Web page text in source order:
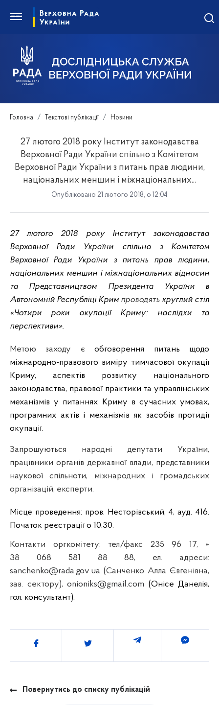
Головна Текстові публікації Новини
27 лютого 2018 року Інститут законодавства
Верховної Ради України спільно з Комітетом
Верховної Ради України з питань прав людини,
національних меншин і міжнаціональних...
Опубліковано 21 лютого 2018, о 12:04
27 лютого 2018 року Інститут законодавства
Верховної Ради України спільно з Комітетом
Верховної Ради України з питань прав людини,
національних меншин і міжнаціональних відносин
та Представництвом Президента України в
Автономній Республіці Крим проводять круглий стіл
«Чотири роки окупації Криму: наслідки та
перспективи».
Метою заходу єобговорення питань щодо
міжнародно-правового виміру тимчасової окупації
Криму, аспектів розвитку національного
законодавства, правової практики та управлінських
механізмів у питаннях Криму в сучасних умовах,
програмних актів і механізмів як засобів протидії
окупації.
Запрошуються народні депутати України,
працівники органів державної влади, представники
наукової спільноти, міжнародних і громадських
організацій, експерти.
Місце проведення: пров. Несторівський, 4,ауд. 416.
Початок реєстрації о 10.30.
Контакти оргкомітету: тел/факс 235 96 17, +
38 068 581 8888, ел. адреси:
sanchenko@rada.gov.ua (Санченко Алла Євгенівна,
зав. сектору), onioniks@gmail.com (Онісе Данелія,
гол. консультант).
Поділитись
Повернутись до списку публікацій